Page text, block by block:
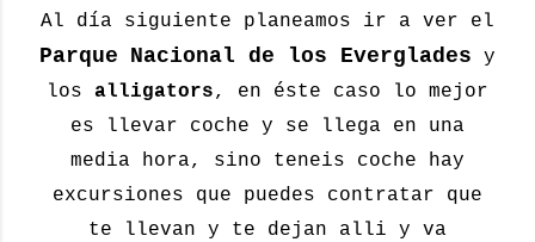
Al día siguiente planeamos ir a ver el
Parque Nacional de los Everglades y
los alligators, en éste caso lo mejor
es llevar coche y se llega en una
media hora, sino teneis coche hay
excursiones que puedes contratar que
te llevan y te dejan alli y va